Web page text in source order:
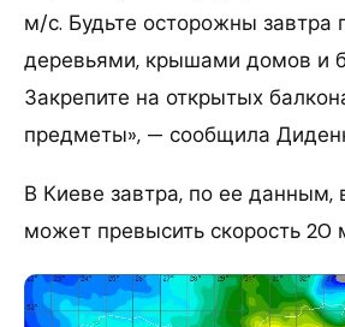
м/с. Будьте осторожны завтра
деревьями, крышами домов и
Закрепите на открытых
предметы», — сообщила
В Киеве завтра, по ее данным,
может превысить скорость 20